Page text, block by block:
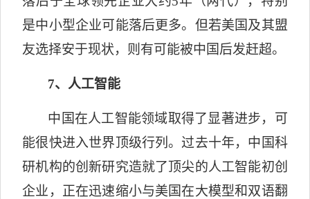
是中小型企业可能落后更多。但若美国及其盟
友选择安于现状，则有可能被中国后发赶超。
7、人工智能
中国在人工智能领域取得了显著进步，可
能很快进入世界顶级行列。过去十年，中国科
研机构的创新研究造就了顶尖的人工智能初创
企业，正在迅速缩小与美国在大模型和双语翻